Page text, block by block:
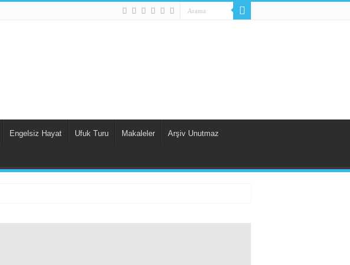
Engelsiz Hayat Ufuk Turu Makaleler Arşiv Unutmaz